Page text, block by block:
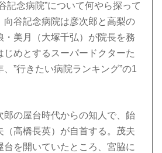
記念病院”について何やら探って
向谷記念病院は彦次郎と高梨の
・美月（大塚千弘）が院長を務
じめとするスーパードクターた
”行きたい病院ランキング”の1
郎の屋台時代からの知人で、飴
（高橋長英）が自首する。茂夫
台を開いていたところ、宮脇に